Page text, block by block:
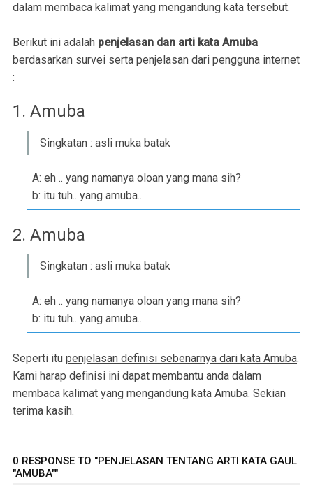
dalam membaca kalimat yang mengandung kata tersebut.
Berikut ini adalah penjelasan dan arti kata Amuba
berdasarkan survei serta penjelasan dari pengguna internet
:
1. Amuba
Singkatan : asli muka batak
A: eh .. yang namanya oloan yang mana sih?
b: itu tuh.. yang amuba..
2. Amuba
Singkatan : asli muka batak
A: eh .. yang namanya oloan yang mana sih?
b: itu tuh.. yang amuba..
Seperti itu penjelasan definisi sebenarnya dari kata Amuba.
Kami harap definisi ini dapat membantu anda dalam
membaca kalimat yang mengandung kata Amuba. Sekian
terima kasih.
0 RESPONSE TO "PENJELASAN TENTANG ARTI KATA GAUL
"AMUBA""